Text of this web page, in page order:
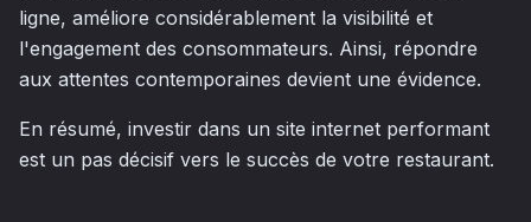
ligne, améliore considérablement la visibilité et
l'engagement des consommateurs. Ainsi, répondre
aux attentes contemporaines devient une évidence.
En résumé, investir dans un site internet performant
est un pas décisif vers le succès de votre restaurant.